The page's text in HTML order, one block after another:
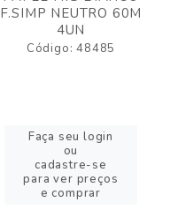
F.SIMP NEUTRO 60M
4UN
Código: 48485
Faça seu login
ou
cadastre-se
para ver preços
e comprar